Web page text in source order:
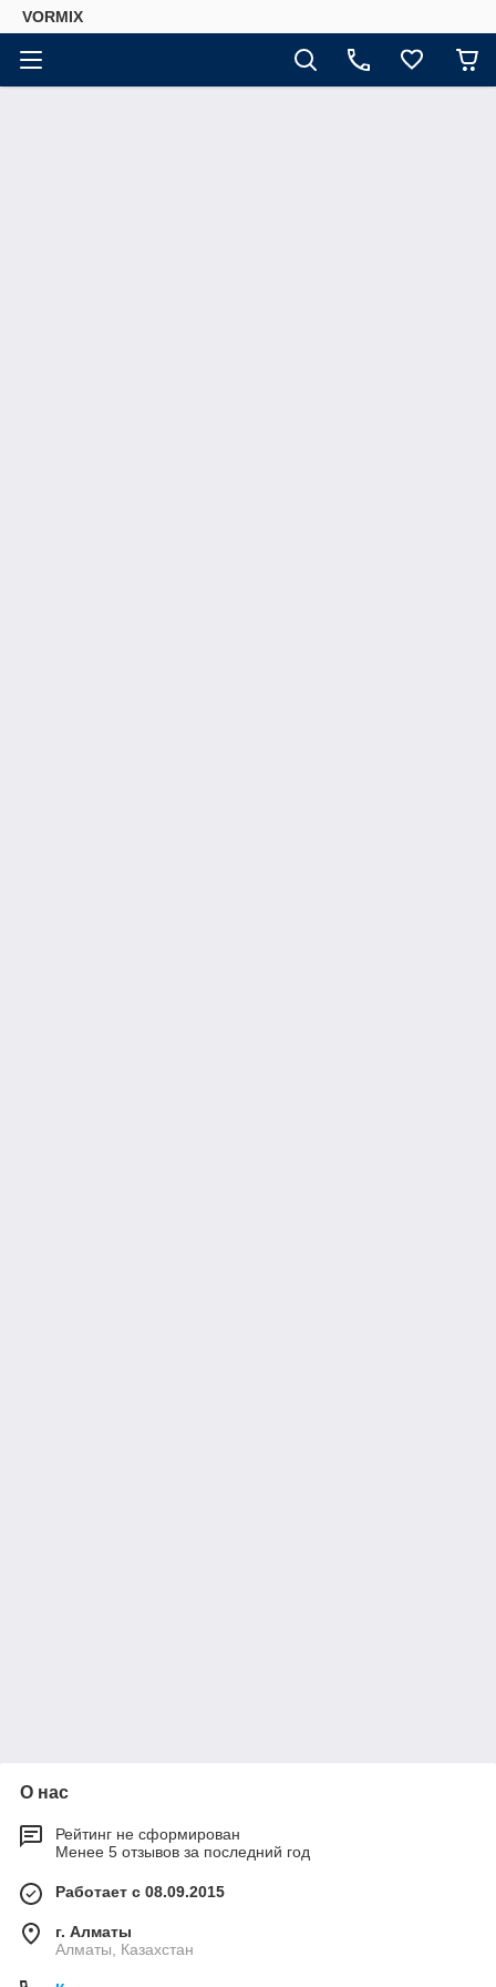
VORMIX
О нас
Рейтинг не сформирован
Менее 5 отзывов за последний год
Работает с 08.09.2015
г. Алматы
Алматы, Казахстан